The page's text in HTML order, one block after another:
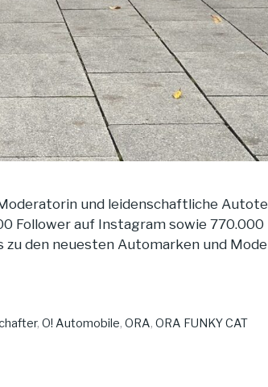
und leidenschaftliche
Follower auf Instagram sowie 770.000
den neuesten Automarken und
,O! Automobile,ORA,ORA FUNKY CAT